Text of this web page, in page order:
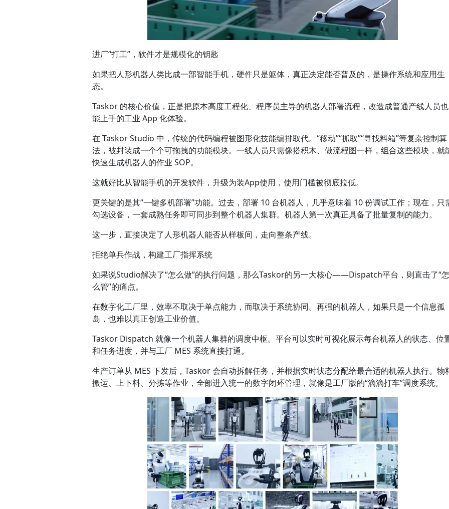
进厂“打工”，软件才是规模化的钥匙
如果把人形机器人类比成一部智能手机，硬件只是躯体，真正决定能否普及的，是操作系统和应用生
态。
Taskor 的核心价值，正是把原本高度工程化、程序员主导的机器人部署流程，改造成普通产线人员也
能上手的工业 App 化体验。
在 Taskor Studio 中，传统的代码编程被图形化技能编排取代。“移动”“抓取”“寻找料箱”等复杂控制算
法，被封装成一个个可拖拽的功能模块。一线人员只需像搭积木、做流程图一样，组合这些模块，就
快速生成机器人的作业 SOP。
这就好比从智能手机的开发软件，升级为装App使用，使用门槛被彻底拉低。
更关键的是其“一键多机部署”功能。过去，部署 10 台机器人，几乎意味着 10 份调试工作；现在，只
勾选设备，一套成熟任务即可同步到整个机器人集群。机器人第一次真正具备了批量复制的能力。
这一步，直接决定了人形机器人能否从样板间，走向整条产线。
拒绝单兵作战，构建工厂指挥系统
如果说Studio解决了“怎么做”的执行问题，那么Taskor的另一大核心——Dispatch平台，则直击了“怎
么管”的痛点。
在数字化工厂里，效率不取决于单点能力，而取决于系统协同。再强的机器人，如果只是一个信息孤
岛，也难以真正创造工业价值。
Taskor Dispatch 就像一个机器人集群的调度中枢。平台可以实时可视化展示每台机器人的状态、位
和任务进度，并与工厂 MES 系统直接打通。
生产订单从 MES 下发后，Taskor 会自动拆解任务，并根据实时状态分配给最合适的机器人执行。物
搬运、上下料、分拣等作业，全部进入统一的数字闭环管理，就像是工厂版的“滴滴打车”调度系统。